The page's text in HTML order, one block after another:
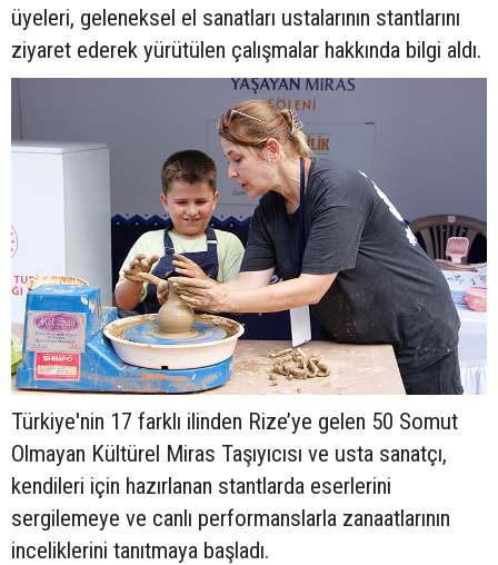
üyeleri, geleneksel el sanatları ustalarının stantlarını
ziyaret ederek yürütülen çalışmalar hakkında bilgi aldı.
Türkiye'nin 17 farklı ilinden Rize’ye gelen 50 Somut
Olmayan Kültürel Miras Taşıyıcısı ve usta sanatçı,
kendileri için hazırlanan stantlarda eserlerini
sergilemeye ve canlı performanslarla zanaatlarının
inceliklerini tanıtmaya başladı.